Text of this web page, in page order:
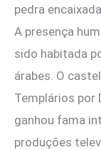
pedra
A presença
sido habitada
árabes. O
Templários por
ganhou fama
produções